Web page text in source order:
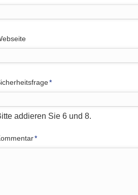
*
addieren Sie 6 und 8.
*